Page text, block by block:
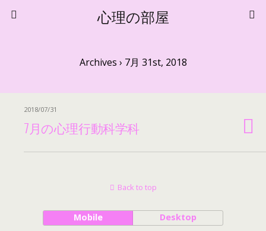
心理の部屋
Archives › 7月 31st, 2018
2018/07/31
7月の心理行動科学科
Back to top
Mobile Desktop